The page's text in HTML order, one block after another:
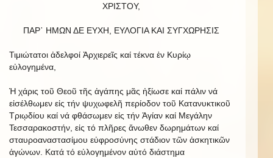
ΧΡΙΣΤΟΥ,
ΠΑΡ᾿ HΜΩΝ ΔΕ ΕΥΧΗ, ΕΥΛΟΓΙΑ ΚΑΙ ΣΥΓΧΩΡΗΣΙΣ
Τιμιώτατοι ἀδελφοί Ἀρχιερεῖς καί τέκνα ἐν Κυρίῳ
εὐλογημένα,
Ἡ χάρις τοῦ Θεοῦ τῆς ἀγάπης μᾶς ἠξίωσε καί πάλιν νά
εἰσέλθωμεν εἰς τήν ψυχωφελῆ περίοδον τοῦ Κατανυκτικοῦ
Τριῳδίου καί νά φθάσωμεν εἰς τήν Ἁγίαν καί Μεγάλην
Τεσσαρακοστήν, εἰς τό πλῆρες ἄνωθεν δωρημάτων καί
σταυροαναστασίμου εὐφροσύνης στάδιον τῶν ἀσκητικῶν
ἀγώνων. Κατά τό εὐλογημένον αὐτό διάστημα